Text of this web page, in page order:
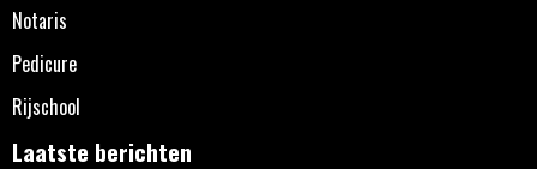
Notaris
Pedicure
Rijschool
Laatste berichten